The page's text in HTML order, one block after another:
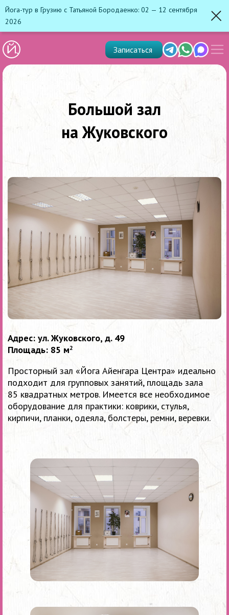
Йога-тур в Грузию с Татьяной Бородаенко: 02 — 12 сентября
2026
TelegramWhats'app
Max
Записаться
меню
Большой зал
на Жуковского
Адрес: ул. Жуковского, д. 49
Площадь: 85 м2
Просторный зал «Йога Айенгара Центра» идеально
подходит для групповых занятий, площадь зала
85 квадратных метров. Имеется все необходимое
оборудование для практики: коврики, стулья,
кирпичи, планки, одеяла, болстеры, ремни, веревки.